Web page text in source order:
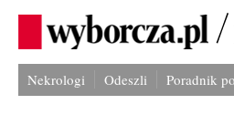
Nekrologi Odeszli Poradnik